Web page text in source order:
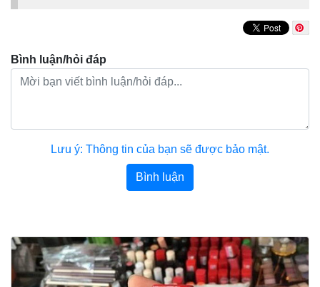
Bình luận/hỏi đáp
Lưu ý: Thông tin của bạn sẽ được bảo mật.
Bình luận